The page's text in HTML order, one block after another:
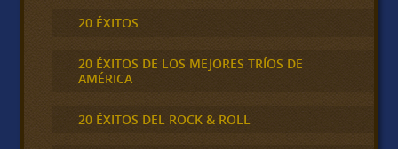
20 ÉXITOS
20 ÉXITOS DE LOS MEJORES TRÍOS DE
AMÉRICA
20 ÉXITOS DEL ROCK & ROLL